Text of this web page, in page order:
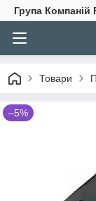
Група Компаній
Товари
–5%